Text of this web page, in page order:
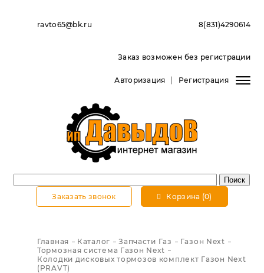
ravto65@bk.ru 8(831)4290614
Заказ возможен без регистрации
Авторизация Регистрация
Заказать звонок Корзина (0)
Главная Каталог Запчасти Газ
Газон Next
Тормозная система Газон Next
Колодки дисковых тормозов комплект Газон Next
(PRAVT)